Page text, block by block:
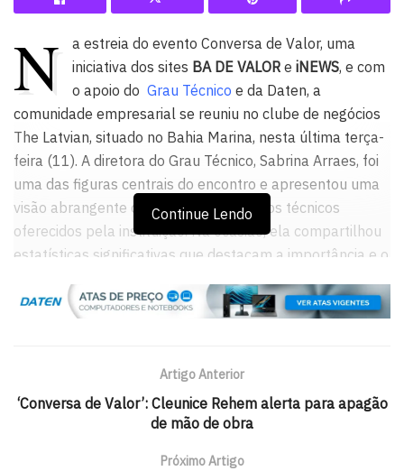
N
a estreia do evento Conversa de Valor, uma
iniciativa dos sites BA DE VALOR eiNEWS, e com
o apoio doGrau Técnico e da Daten, a
comunidade empresarial se reuniu no clube de negócios
The Latvian, situado no Bahia Marina, nesta última terça-
feira (11). A diretora do Grau Técnico, Sabrina Arraes, foi
uma das figuras centrais do encontro e apresentou uma
visão abrangente do programa de cursos técnicos
oferecidos pela instituição. Na ocasião, ela compartilhou
estatísticas significativas que destacam a importância e o
A gestora contou que a empresa surgiu em 2011, em
país. Só na Bahia, estão desde 2016 e conta com nove
unidades instaladas.
Continue Lendo
Artigo Anterior
‘Conversa de Valor’: Cleunice Rehem alerta para apagão
de mão de obra
Próximo Artigo